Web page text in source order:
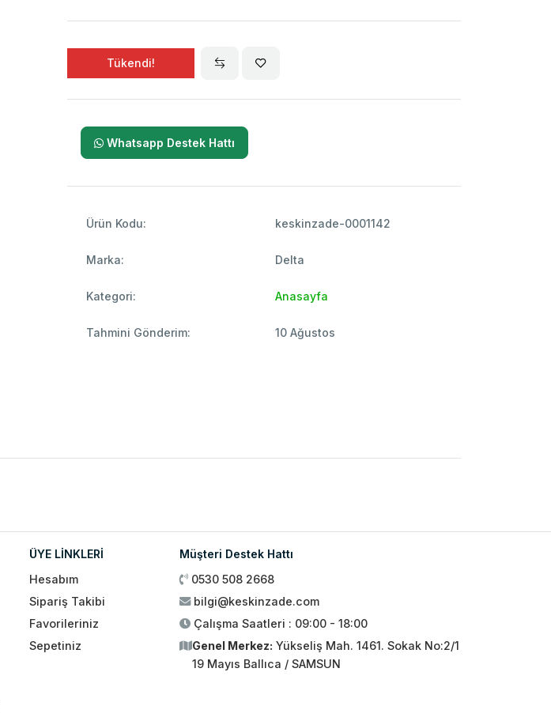
Tükendi!
Whatsapp Destek Hattı
Ürün Kodu: keskinzade-0001142
Marka: Delta
Kategori: Anasayfa
Tahmini Gönderim: 10 Ağustos
ÜYE LİNKLERİ
Hesabım
Sipariş Takibi
Favorileriniz
Sepetiniz
Müşteri Destek Hattı
0530 508 2668
bilgi@keskinzade.com
Çalışma Saatleri : 09:00 - 18:00
Genel Merkez: Yükseliş Mah. 1461. Sokak No:2/1
19 Mayıs Ballıca / SAMSUN